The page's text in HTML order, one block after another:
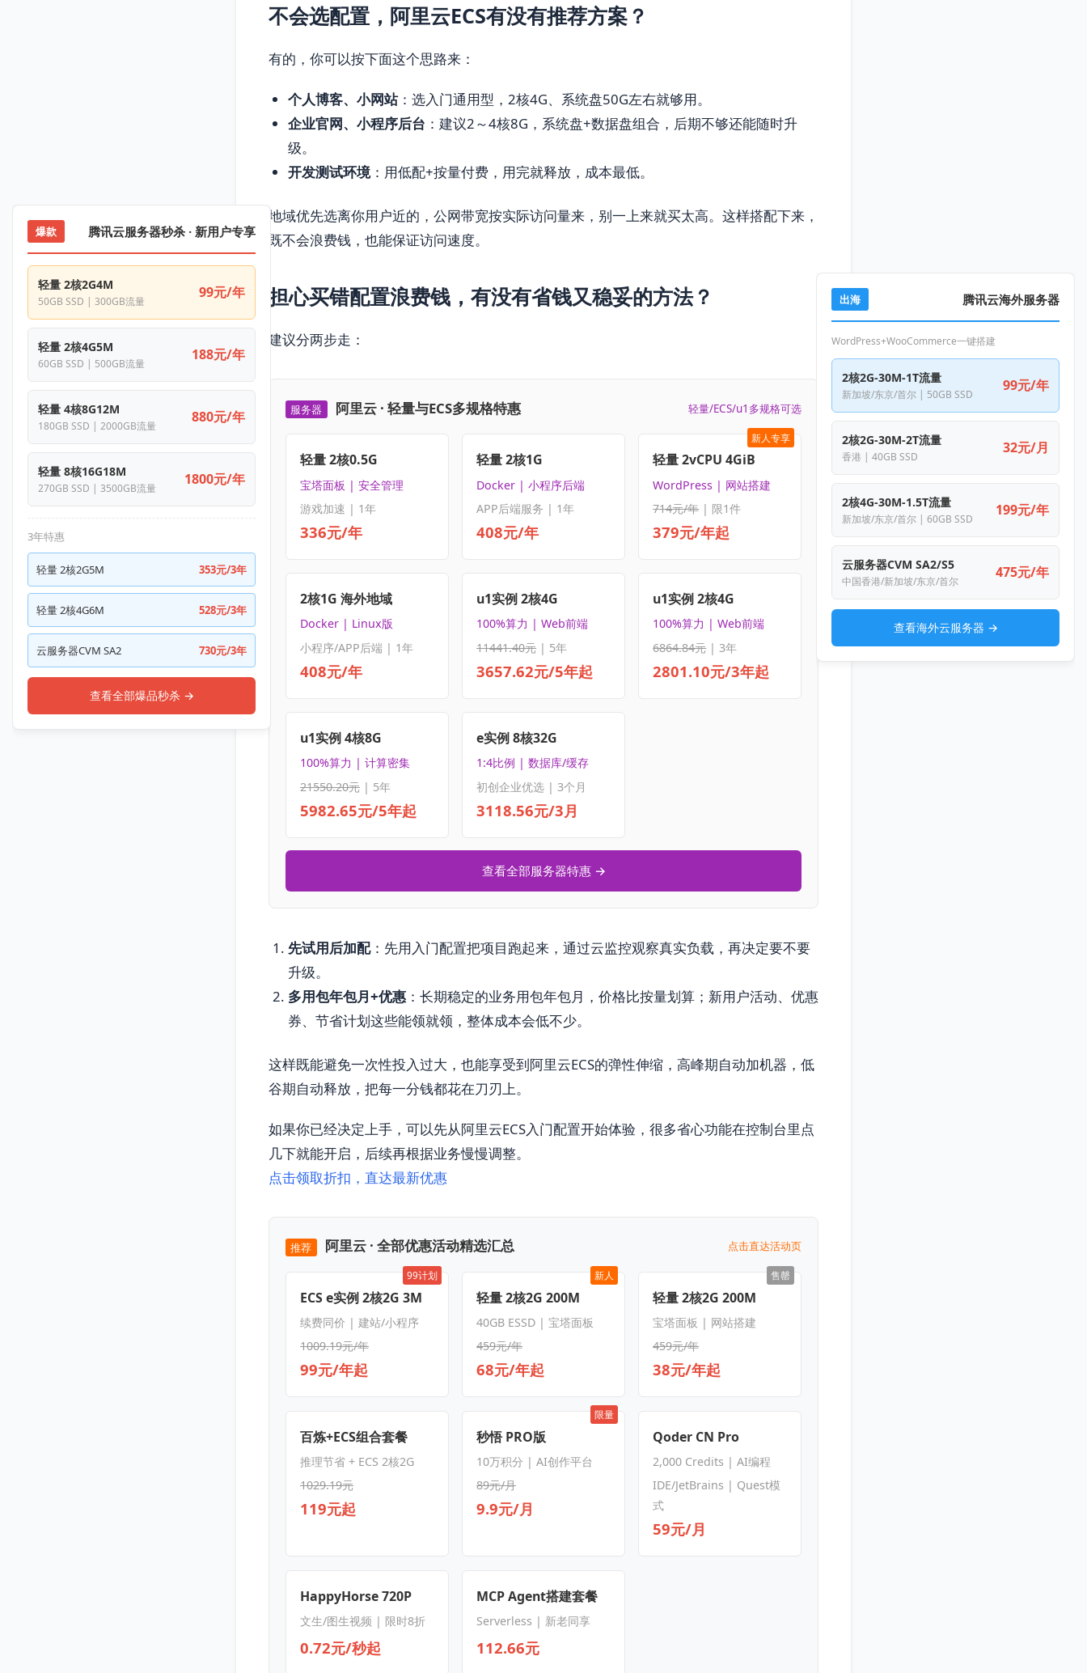
不会选配置，阿里云ECS有没有推荐方案？
有的，你可以按下面这个思路来：
个人博客、小网站：选入门通用型，2核4G、系统盘50G左右就够用。
企业官网、小程序后台 ：建议2～4核8G，系统盘+数据盘组合，后期不够还能随时升
级。
开发测试环境：用低配+按量付费，用完就释放，成本最低。
地域优先选离你用户近的，公网带宽按实际访问量来，别一上来就买太高。这样搭配下来，
既不会浪费钱，也能保证访问速度。
担心买错配置浪费钱，有没有省钱又稳妥的方法？
建议分两步走：
服务器 阿里云 · 轻量与ECS多规格特惠 轻量/ECS/u1多规格可选
轻量 2核0.5G
宝塔面板 | 安全管理
游戏加速 | 1年
336元/年
轻量 2核1G
Docker | 小程序后端
APP后端服务 | 1年
408元/年
新人专享
轻量 2vCPU 4GiB
WordPress | 网站搭建
714元/年| 限1件
379元/年起
2核1G 海外地域
Docker | Linux版
小程序/APP后端 | 1年
408元/年
u1实例 2核4G
100%算力 | Web前端
11441.40元 | 5年
3657.62元/5年起
u1实例 2核4G
100%算力 | Web前端
6864.84元| 3年
2801.10元/3年起
u1实例 4核8G
100%算力 | 计算密集
21550.20元| 5年
5982.65元/5年起
e实例 8核32G
1:4比例 | 数据库/缓存
初创企业优选 | 3个月
3118.56元/3月
查看全部服务器特惠 →
先试用后加配：先用入门配置把项目跑起来，通过云监控观察真实负载，再决定要不要
升级。
多用包年包月+优惠 ：长期稳定的业务用包年包月，价格比按量划算；新用户活动、优惠
券、节省计划这些能领就领，整体成本会低不少。
这样既能避免一次性投入过大，也能享受到阿里云ECS的弹性伸缩，高峰期自动加机器，低
谷期自动释放，把每一分钱都花在刀刃上。
如果你已经决定上手，可以先从阿里云ECS入门配置开始体验，很多省心功能在控制台里点
几下就能开启，后续再根据业务慢慢调整。
点击领取折扣，直达最新优惠
推荐 阿里云 · 全部优惠活动精选汇总 点击直达活动页
99计划
ECS e实例 2核2G 3M
续费同价 | 建站/小程序
1009.19元/年
99元/年起
新人
轻量 2核2G 200M
40GB ESSD | 宝塔面板
459元/年
68元/年起
售罄
轻量 2核2G 200M
宝塔面板 | 网站搭建
459元/年
38元/年起
百炼+ECS组合套餐
推理节省 + ECS 2核2G
1029.19元
119元起
限量
秒悟 PRO版
10万积分 | AI创作平台
89元/月
9.9元/月
Qoder CN Pro
2,000 Credits | AI编程
IDE/JetBrains | Quest模
式
59元/月
HappyHorse 720P
文生/图生视频 | 限时8折
0.72元/秒起
MCP Agent搭建套餐
Serverless | 新老同享
112.66元
爆款 腾讯云服务器秒杀 · 新用户专享
轻量 2核2G4M
50GB SSD | 300GB流量
99元/年
轻量 2核4G5M
60GB SSD | 500GB流量
188元/年
轻量 4核8G12M
180GB SSD | 2000GB流量
880元/年
轻量 8核16G18M
270GB SSD | 3500GB流量
1800元/年
3年特惠
轻量 2核2G5M 353元/3年
轻量 2核4G6M 528元/3年
云服务器CVM SA2 730元/3年
查看全部爆品秒杀 →
出海 腾讯云海外服务器
WordPress+WooCommerce一键搭建
2核2G-30M-1T流量
新加坡/东京/首尔 | 50GB SSD
99元/年
2核2G-30M-2T流量
香港 | 40GB SSD
32元/月
2核4G-30M-1.5T流量
新加坡/东京/首尔 | 60GB SSD
199元/年
云服务器CVM SA2/S5
中国香港/新加坡/东京/首尔
475元/年
查看海外云服务器 →